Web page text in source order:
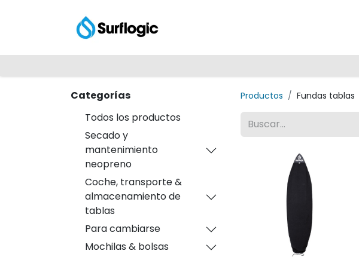
Categorías
Todos los productos
Secado y
mantenimiento
neopreno
Coche, transporte &
almacenamiento de
tablas
Para cambiarse
Mochilas & bolsas
Productos Fundas tablas